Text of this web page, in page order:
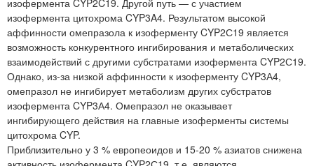
изофермента цитохрома CYP3A4. Результатом высокой
аффинности омепразола к изоферменту CYP2С19 является
возможность конкурентного ингибирования и метаболических
взаимодействий с другими субстратами изофермента CYP2С19.
Однако, из-за низкой аффинности к изоферменту CYP3А4,
омепразол не ингибирует метаболизм других субстратов
изофермента CYP3А4. Омепразол не оказывает
ингибирующего действия на главные изоферменты системы
цитохрома CYP.
Приблизительно у 3 % европеоидов и 15-20 % азиатов снижена